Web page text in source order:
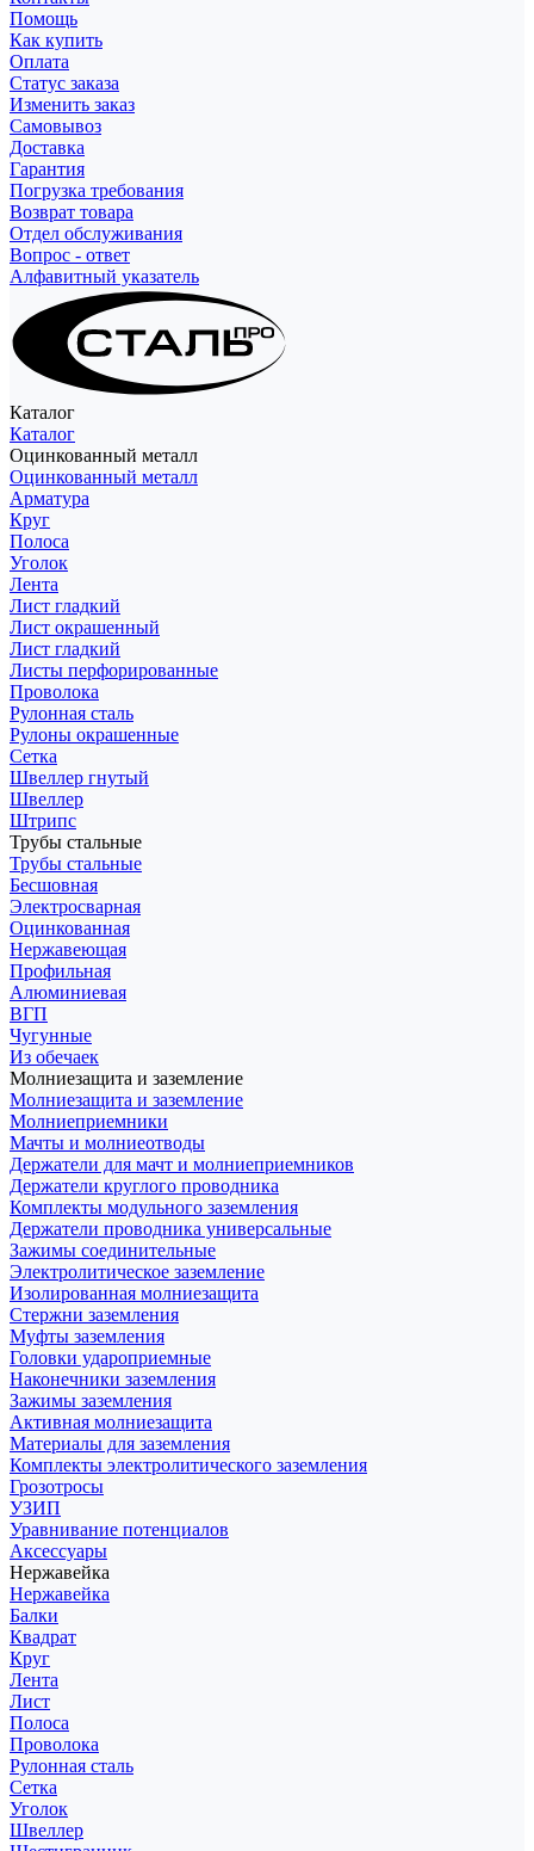
Помощь
Как купить
Оплата
Статус заказа
Изменить заказ
Самовывоз
Доставка
Гарантия
Погрузка требования
Возврат товара
Отдел обслуживания
Вопрос - ответ
Алфавитный указатель
Каталог
Каталог
Оцинкованный металл
Оцинкованный металл
Арматура
Круг
Полоса
Уголок
Лента
Лист гладкий
Лист окрашенный
Лист гладкий
Листы перфорированные
Проволока
Рулонная сталь
Рулоны окрашенные
Сетка
Швеллер гнутый
Швеллер
Штрипс
Трубы стальные
Трубы стальные
Бесшовная
Электросварная
Оцинкованная
Нержавеющая
Профильная
Алюминиевая
ВГП
Чугунные
Из обечаек
Молниезащита и заземление
Молниезащита и заземление
Молниеприемники
Мачты и молниеотводы
Держатели для мачт и молниеприемников
Держатели круглого проводника
Комплекты модульного заземления
Держатели проводника универсальные
Зажимы соединительные
Электролитическое заземление
Изолированная молниезащита
Стержни заземления
Муфты заземления
Головки удароприемные
Наконечники заземления
Зажимы заземления
Активная молниезащита
Материалы для заземления
Комплекты электролитического заземления
Грозотросы
УЗИП
Уравнивание потенциалов
Аксессуары
Нержавейка
Нержавейка
Балки
Квадрат
Круг
Лента
Лист
Полоса
Проволока
Рулонная сталь
Сетка
Уголок
Швеллер